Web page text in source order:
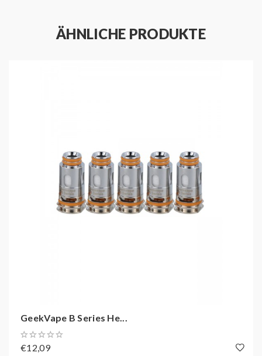
GeekVape Aegis Boost E-Zigaretten Set
GeekVape Obelisk 65 E-Zigaretten Set
GeekVape Obelisk 65 FC E-Zigaretten Set
GeekVape Obelisk 65 Cartridge 4,5ml
GeekVape Hero 2 E-Zigaretten Set
ÄHNLICHE PRODUKTE
GeekVape B Series He...
€12,09